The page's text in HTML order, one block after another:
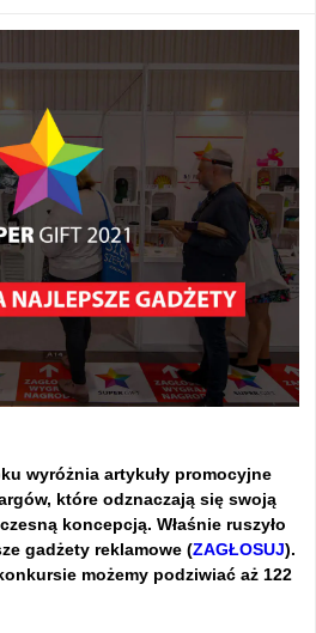
wyróżnia artykuły promocyjne
które odznaczają się swoją
koncepcją. Właśnie ruszyło
gadżety reklamowe (ZAGŁOSUJ).
możemy podziwiać aż 122